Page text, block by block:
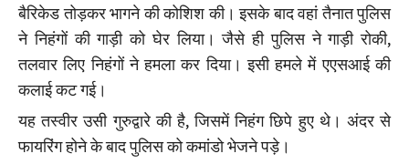
बैरिकेड तोड़कर भागने की कोशिश की। इसके बाद वहां तैनात पुलिस
ने निहंगों की गाड़ी को घेर लिया। जैसे ही पुलिस ने गाड़ी रोकी,
तलवार लिए निहंगों ने हमला कर दिया। इसी हमले में एएसआई की
कलाई कट गई।
यह तस्वीर उसी गुरुद्वारे की है, जिसमें निहंग छिपे हुए थे। अंदर से
फायरिंग होने के बाद पुलिस को कमांडो भेजने पड़े।